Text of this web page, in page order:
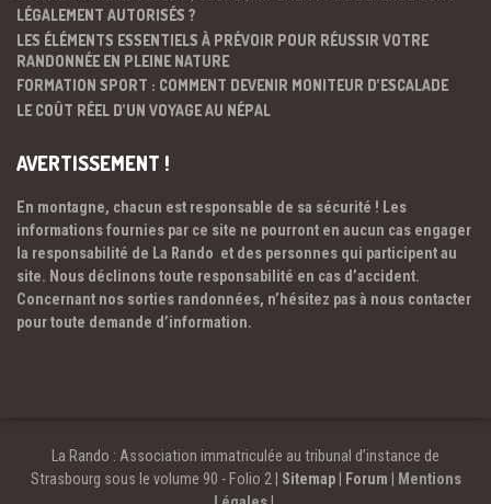
LÉGALEMENT AUTORISÉS ?
LES ÉLÉMENTS ESSENTIELS À PRÉVOIR POUR RÉUSSIR VOTRE
RANDONNÉE EN PLEINE NATURE
FORMATION SPORT : COMMENT DEVENIR MONITEUR D’ESCALADE
LE COÛT RÉEL D’UN VOYAGE AU NÉPAL
AVERTISSEMENT !
En montagne, chacun est responsable de sa sécurité ! Les
informations fournies par ce site ne pourront en aucun cas engager
la responsabilité de La Rando et des personnes qui participent au
site. Nous déclinons toute responsabilité en cas d’accident.
Concernant nos sorties randonnées, n’hésitez pas à nous contacter
pour toute demande d’information.
La Rando : Association immatriculée au tribunal d’instance de
Strasbourg sous le volume 90 - Folio 2 | Sitemap| Forum
Mentions